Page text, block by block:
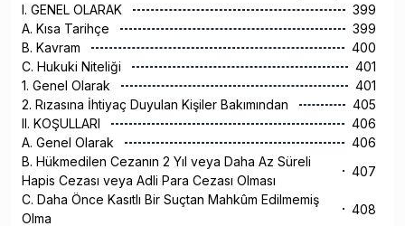
I. GENEL OLARAK
399
A. Kısa Tarihçe
399
B. Kavram
400
C. Hukuki Niteliği
401
1. Genel Olarak
401
2. Rızasına İhtiyaç Duyulan Kişiler Bakımından
405
II. KOŞULLARI
406
A. Genel Olarak
406
B. Hükmedilen Cezanın 2 Yıl veya Daha Az Süreli
Hapis Cezası veya Adli Para Cezası Olması
407
C. Daha Önce Kasıtlı Bir Suçtan Mahkûm Edilmemiş
Olma
408